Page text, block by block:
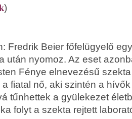
)
Fredrik Beier főfelügyelő
után nyomoz. Az eset
Fénye elnevezésű
a fiatal nő, aki szintén a
tűnhettek a gyülekezet
folyt a szekta rejtett